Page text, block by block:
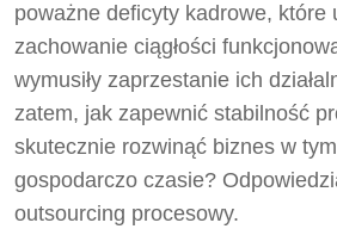
poważne deficyty kadrowe, które
zachowanie ciągłości
wymusiły zaprzestanie ich
zatem, jak zapewnić stabilność
skutecznie rozwinąć biznes w
gospodarczo czasie?
outsourcing procesowy.